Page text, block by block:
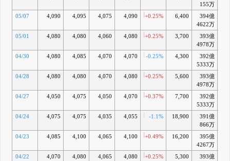
155万
05/07 4,090 4,095 4,075 4,090 +0.25% 6,400
394億
4622万
05/01 4,080 4,080 4,060 4,080 +0.25% 3,700
393億
4978万
04/30 4,080 4,085 4,070 4,070 -0.25% 4,300
392億
5333万
04/28 4,080 4,080 4,070 4,080 +0.25% 5,600
393億
4978万
04/27 4,050 4,075 4,050 4,070 +0.37% 7,700
392億
5333万
04/24 4,075 4,075 4,035 4,055 -1.1% 18,900
391億
866万
04/23 4,085 4,100 4,065 4,100 +0.49% 16,200
395億
4267万
04/22 4,070 4,080 4,065 4,080 +0.25% 5,300
393億